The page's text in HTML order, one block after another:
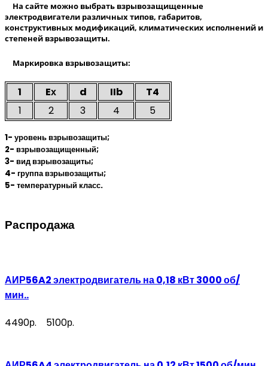
На сайте можно выбрать взрывозащищенные
электродвигатели различных типов, габаритов,
конструктивных модификаций, климатических исполнений и
степеней взрывозащиты.
Маркировка взрывозащиты:
1 Eх d IIb
T4
1
2 3 4 5
1- уровень взрывозащиты;
2- взрывозащищенный;
3- вид взрывозащиты;
4- группа взрывозащиты;
5- температурный класс.
Распродажа
АИР56A2 электродвигатель на 0,18 кВт 3000 об/
мин..
4490р. 5100р.